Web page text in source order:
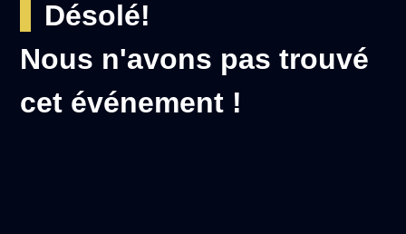
Désolé!
Nous n'avons pas trouvé
cet événement !